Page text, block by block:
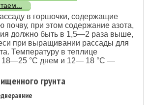
в горшочки, содержащие
почву, при этом содержание азота,
должно быть в 1,5—2 раза выше,
при выращивании рассады для
Температуру в теплице
18—25 °С днем и 12— 18 °С —
грунта